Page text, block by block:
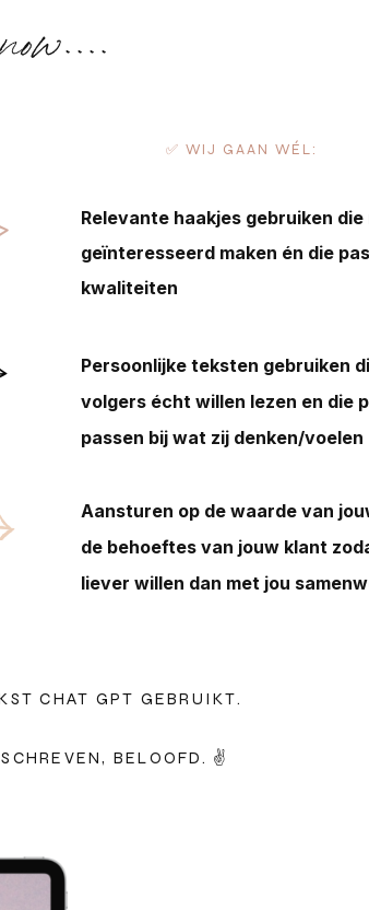
✅ WIJ GAAN WÉL:
Persoonlijke teksten gebruiken
volgers écht willen lezen en die
passen bij wat zij denken/voelen
Relevante haakjes gebruiken die
geïnteresseerd maken én die
kwaliteiten
Aansturen op de waarde van
de behoeftes van jouw klant
liever willen dan met jou
CHAT GPT GEBRUIKT.
BELOOFD. ✌️